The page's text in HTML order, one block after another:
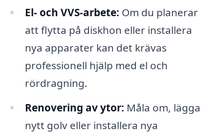
El- och VVS-arbete: Om du planerar
att flytta på diskhon eller installera
nya apparater kan det krävas
professionell hjälp med el och
rördragning.
Renovering av ytor: Måla om, lägga
nytt golv eller installera nya